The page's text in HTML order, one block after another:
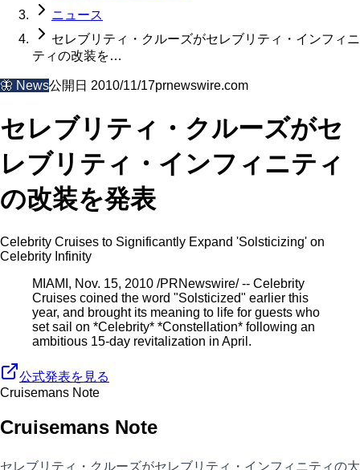
ニュース
セレブリティ・クルーズがセレブリティ・インフィニ
ティの改装を…
🦋 News公開日 2010/11/17prnewswire.com
セレブリティ・クルーズがセ
レブリティ・インフィニティ
の改装を発表
Celebrity Cruises to Significantly Expand 'Solsticizing' on
Celebrity Infinity
MIAMI, Nov. 15, 2010 /PRNewswire/ -- Celebrity
Cruises coined the word "Solsticized" earlier this
year, and brought its meaning to life for guests who
set sail on *Celebrity* *Constellation* following an
ambitious 15-day revitalization in April.
公式発表を見る
Cruisemans Note
Cruisemans Note
セレブリティ・クルーズがセレブリティ・インフィニティの大